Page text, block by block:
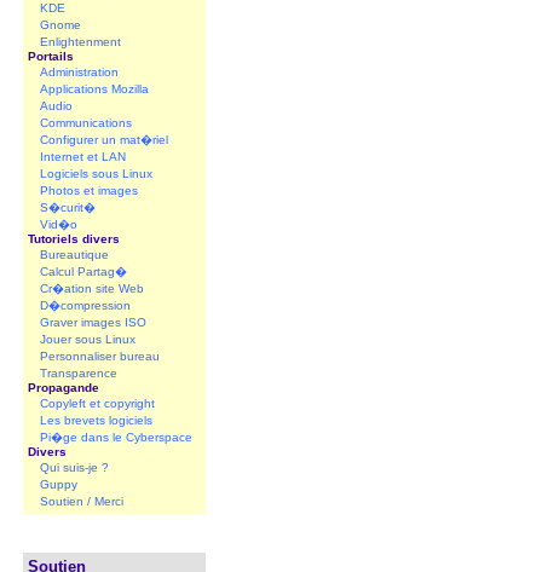
KDE
Gnome
Enlightenment
Portails
Administration
Applications Mozilla
Audio
Communications
Configurer un mat�riel
Internet et LAN
Logiciels sous Linux
Photos et images
S�curit�
Vid�o
Tutoriels divers
Bureautique
Calcul Partag�
Cr�ation site Web
D�compression
Graver images ISO
Jouer sous Linux
Personnaliser bureau
Transparence
Propagande
Copyleft et copyright
Les brevets logiciels
Pi�ge dans le Cyberspace
Divers
Qui suis-je ?
Guppy
Soutien / Merci
Soutien